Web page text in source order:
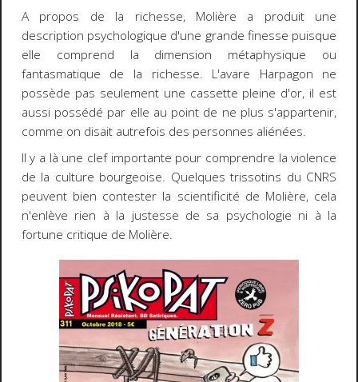
A propos de la richesse, Molière a produit une
description psychologique d'une grande finesse puisque
elle comprend la dimension métaphysique ou
fantasmatique de la richesse. L'avare Harpagon ne
possède pas seulement une cassette pleine d'or, il est
aussi possédé par elle au point de ne plus s'appartenir,
comme on disait autrefois des personnes aliénées.
Il y a là une clef importante pour comprendre la violence
de la culture bourgeoise. Quelques trissotins du CNRS
peuvent bien contester la scientificité de Molière, cela
n'enlève rien à la justesse de sa psychologie ni à la
fortune critique de Molière.